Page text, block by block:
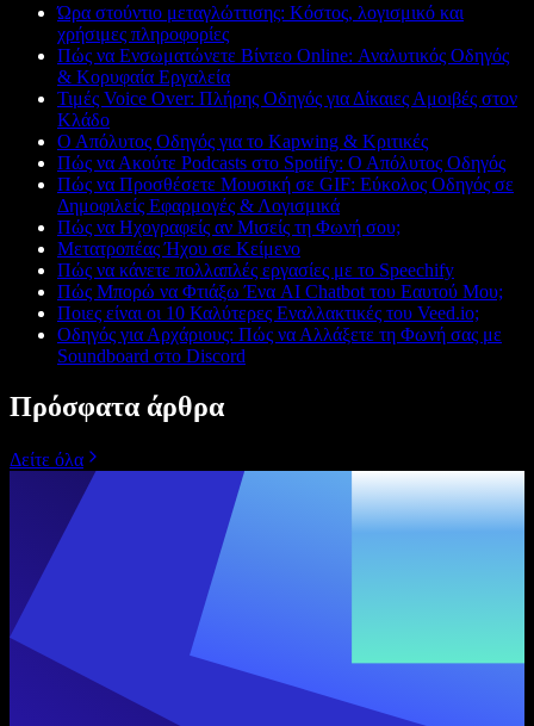
Ώρα στούντιο μεταγλώττισης: Κόστος, λογισμικό και
χρήσιμες πληροφορίες
Πώς να Ενσωματώνετε Βίντεο Online: Αναλυτικός Οδηγός
& Κορυφαία Εργαλεία
Τιμές Voice Over: Πλήρης Οδηγός για Δίκαιες Αμοιβές στον
Κλάδο
Ο Απόλυτος Οδηγός για το Kapwing & Κριτικές
Πώς να Ακούτε Podcasts στο Spotify: Ο Απόλυτος Οδηγός
Πώς να Προσθέσετε Μουσική σε GIF: Εύκολος Οδηγός σε
Δημοφιλείς Εφαρμογές & Λογισμικά
Πώς να Ηχογραφείς αν Μισείς τη Φωνή σου;
Μετατροπέας Ήχου σε Κείμενο
Πώς να κάνετε πολλαπλές εργασίες με το Speechify
Πώς Μπορώ να Φτιάξω Ένα AI Chatbot του Εαυτού Μου;
Ποιες είναι οι 10 Καλύτερες Εναλλακτικές του Veed.io;
Οδηγός για Αρχάριους: Πώς να Αλλάξετε τη Φωνή σας με
Soundboard στο Discord
Πρόσφατα άρθρα
Δείτε όλα